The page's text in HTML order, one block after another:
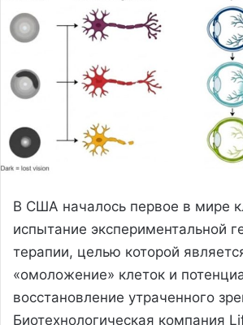
В США началось первое в мире
испытание экспериментальной
терапии, целью которой
«омоложение» клеток и
восстановление утраченного
Биотехнологическая компания